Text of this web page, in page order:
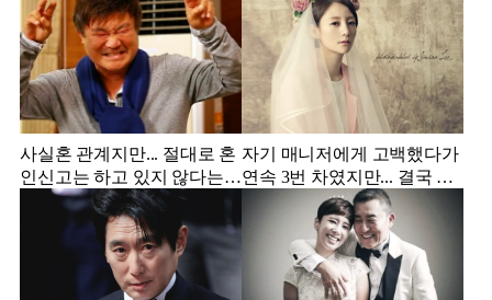
사실혼 관계지만... 절대로 혼
인신고는 하고 있지 않다는
배우
자기 매니저에게 고백했다가
연속 3번 차였지만... 결국 결
혼에 성공한 배우